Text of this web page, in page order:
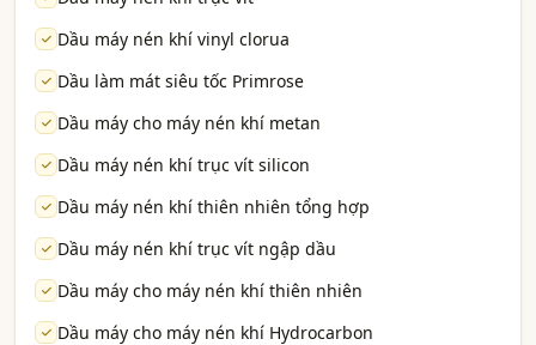
Dầu máy nén khí vinyl clorua
Dầu làm mát siêu tốc Primrose
Dầu máy cho máy nén khí metan
Dầu máy nén khí trục vít silicon
Dầu máy nén khí thiên nhiên tổng hợp
Dầu máy nén khí trục vít ngập dầu
Dầu máy cho máy nén khí thiên nhiên
Dầu máy cho máy nén khí Hydrocarbon